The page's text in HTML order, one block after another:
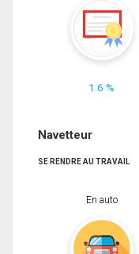
1.6 %
Navetteur
SE RENDRE AU TRAVAIL
En auto